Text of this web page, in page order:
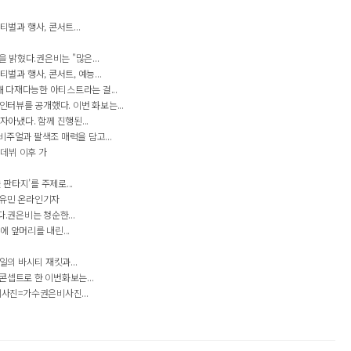
벌과 행사, 콘서트...
밝혔다.권은비는 "많은...
벌과 행사, 콘서트, 예능...
다재다능한 아티스트라는 걸...
터뷰를 공개했다. 이번 화보는...
아냈다. 함께 진행된...
주얼과 팔색조 매력을 담고...
뷔 이후 가
타지’를 주제로...
민 온라인기자
.권은비는 청순한...
앞머리를 내린...
의 바시티 재킷과...
셉트로 한 이번화보는...
진=가수권은비사진...